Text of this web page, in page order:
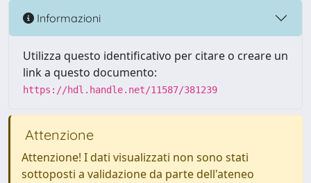
Informazioni
Utilizza questo identificativo per citare o creare un
link a questo documento:
https://hdl.handle.net/11587/381239
Attenzione
Attenzione! I dati visualizzati non sono stati
sottoposti a validazione da parte dell'ateneo